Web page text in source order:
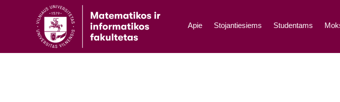
Apie Stojantiesiems Studentams